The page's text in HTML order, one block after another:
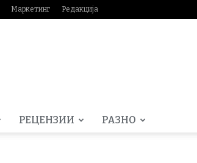
Маркетинг Редакција
РЕЦЕНЗИИ РАЗНО